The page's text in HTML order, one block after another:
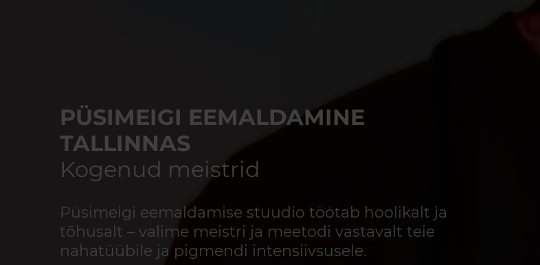
PÜSIMEIGI EEMALDAMINE
TALLINNAS
Kogenud meistrid
Püsimeigi eemaldamise stuudio töötab hoolikalt ja
tõhusalt – valime meistri ja meetodi vastavalt teie
nahatüübile ja pigmendi intensiivsusele.